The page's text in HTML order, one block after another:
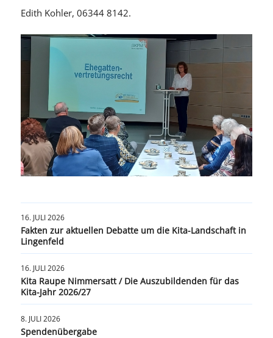
Edith Kohler, 06344 8142.
16. JULI 2026
Fakten zur aktuellen Debatte um die Kita-Landschaft in
Lingenfeld
16. JULI 2026
Kita Raupe Nimmersatt / Die Auszubildenden für das
Kita-Jahr 2026/27
8. JULI 2026
Spendenübergabe